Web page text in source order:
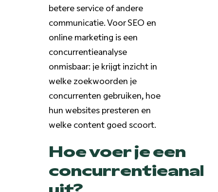
betere service of andere
communicatie. Voor SEO en
online marketing is een
concurrentieanalyse
onmisbaar: je krijgt inzicht in
welke zoekwoorden je
concurrenten gebruiken, hoe
hun websites presteren en
welke content goed scoort.
Hoe voer je een